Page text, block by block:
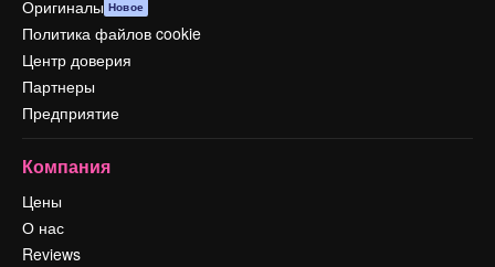
Оригиналы Новое
Политика файлов cookie
Центр доверия
Партнеры
Предприятие
Компания
Цены
О нас
Reviews